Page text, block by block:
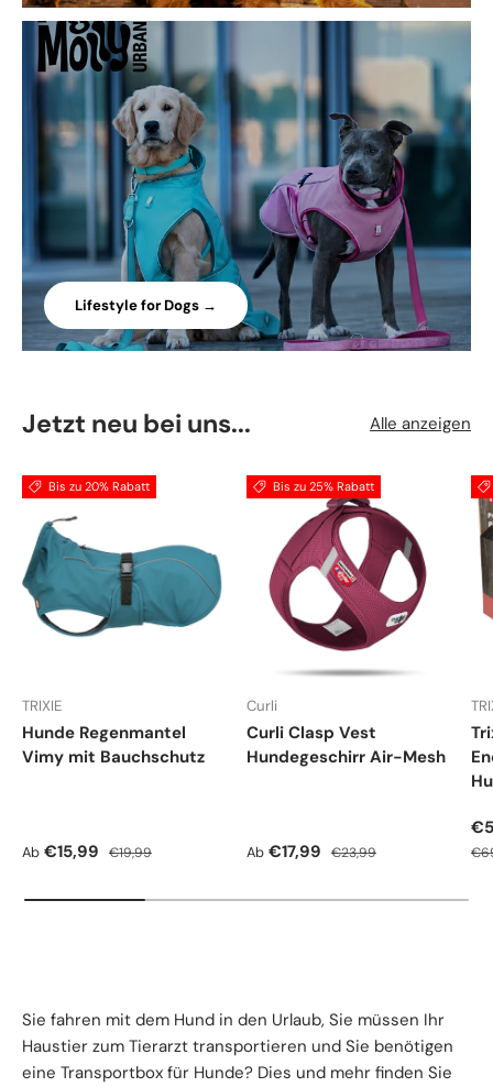
Lifestyle for Dogs →
Jetzt neu bei uns... Alle anzeigen
Bis zu 20% Rabatt
TRIXIE
Hunde Regenmantel
Vimy mit Bauchschutz
Verkaufspreis
Ab €15,99 Normaler Preis
€19,99
Bis zu 25% Rabatt
Curli
Curli Clasp Vest
Hundegeschirr Air-Mesh
Verkaufspreis
Ab €17,99 Normaler Preis
€23,99
Sie fahren mit dem Hund in den Urlaub, Sie müssen Ihr
Haustier zum Tierarzt transportieren und Sie benötigen
eine Transportbox für Hunde? Dies und mehr finden Sie